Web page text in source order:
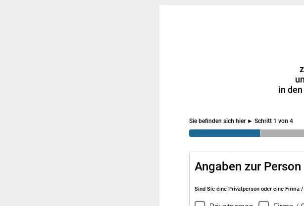
in
Sie befinden sich hier ► Schritt 1 von 4
Angaben zur Person
Sind Sie eine Privatperson oder eine Firma